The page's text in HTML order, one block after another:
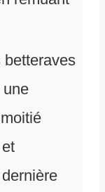
betteraves
une